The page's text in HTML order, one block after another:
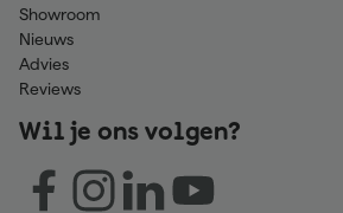
Showroom
Nieuws
Advies
Reviews
Wil je ons volgen?